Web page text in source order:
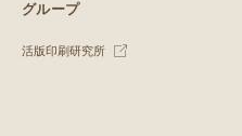
グループ
活版印刷研究所